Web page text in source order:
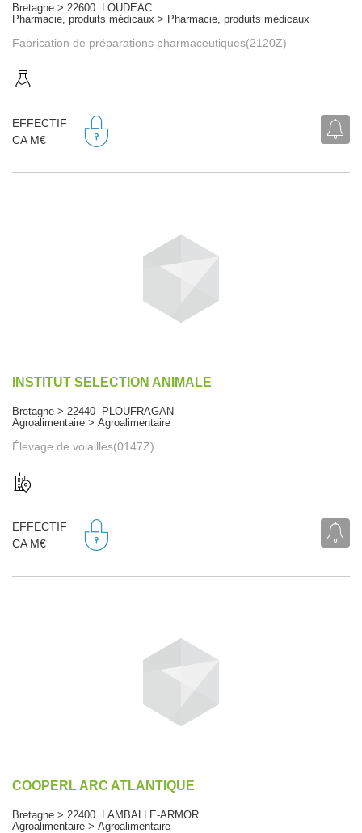
Bretagne > 22600 LOUDEAC
Pharmacie, produits médicaux > Pharmacie, produits médicaux
Fabrication de préparations pharmaceutiques(2120Z)
EFFECTIF
CA M€
INSTITUT SELECTION ANIMALE
Bretagne > 22440 PLOUFRAGAN
Agroalimentaire > Agroalimentaire
Élevage de volailles(0147Z)
EFFECTIF
CA M€
COOPERL ARC ATLANTIQUE
Bretagne > 22400 LAMBALLE-ARMOR
Agroalimentaire > Agroalimentaire